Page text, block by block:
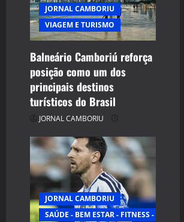
JORNAL CAMBORIU
VIAGEM E TURISMO
Balneário Camboriú reforça
posição como um dos
principais destinos
turísticos do Brasil
JORNAL CAMBORIU
JORNAL CAMBORIU
SAÚDE - BEM ESTAR - FITNESS - ESPORTE